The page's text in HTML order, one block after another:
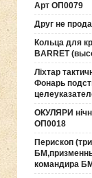
Арт ОП0079
Друг не
Кольца для
BARRET
Ліхтар
Фонарь
ОКУЛЯРИ
ОП0018
Перископ
командира